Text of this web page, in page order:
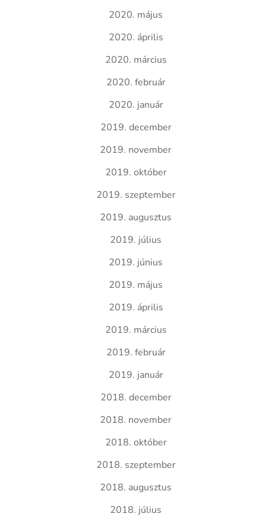
2020. május
2020. április
2020. március
2020. február
2020. január
2019. december
2019. november
2019. október
2019. szeptember
2019. augusztus
2019. július
2019. június
2019. május
2019. április
2019. március
2019. február
2019. január
2018. december
2018. november
2018. október
2018. szeptember
2018. augusztus
2018. július